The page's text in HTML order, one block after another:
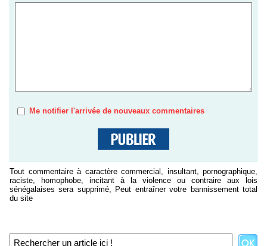
Me notifier l'arrivée de nouveaux commentaires
Tout commentaire à caractère commercial, insultant, pornographique,
raciste, homophobe, incitant à la violence ou contraire aux lois
sénégalaises sera supprimé, Peut entraîner votre bannissement total
du site